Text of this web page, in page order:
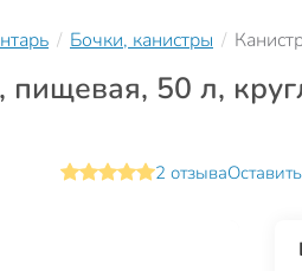
Бочки, канистры
пищевая, 50 л,
2 отзыва